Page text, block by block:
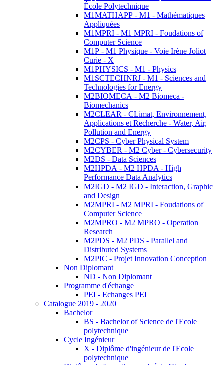
École Polytechnique
M1MATHAPP - M1 - Mathématiques
Appliquées
M1MPRI - M1 MPRI - Foudations of
Computer Science
M1P - M1 Physique - Voie Irène Joliot
Curie - X
M1PHYSICS - M1 - Physics
M1SCTECHNRJ - M1 - Sciences and
Technologies for Energy
M2BIOMECA - M2 Biomeca -
Biomechanics
M2CLEAR - CLimat, Environnement,
Applications et Recherche - Water, Air,
Pollution and Energy
M2CPS - Cyber Physical System
M2CYBER - M2 Cyber - Cybersecurity
M2DS - Data Sciences
M2HPDA - M2 HPDA - High
Performance Data Analytics
M2IGD - M2 IGD - Interaction, Graphic
and Design
M2MPRI - M2 MPRI - Foudations of
Computer Science
M2MPRO - M2 MPRO - Operation
Research
M2PDS - M2 PDS - Parallel and
Distributed Systems
M2PIC - Projet Innovation Conception
Non Diplomant
ND - Non Diplomant
Programme d'échange
PEI - Echanges PEI
Catalogue 2019 - 2020
Bachelor
BS - Bachelor of Science de l'Ecole
polytechnique
Cycle Ingénieur
X - Diplôme d'ingénieur de l'Ecole
polytechnique